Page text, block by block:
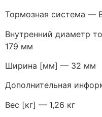
Тормозная система —
Внутренний диаметр
179 мм
Ширина [мм] — 32 мм
Дополнительная
Вес [кг] — 1,26 кг